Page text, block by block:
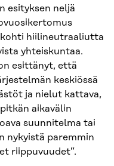
esityksen neljä
hiilineutraaliutta
yhteiskuntaa.
esittänyt, että
keskiössä
ja nielut kattava,
aikavälin
suunnitelma tai
nykyistä paremmin
riippuvuudet”.